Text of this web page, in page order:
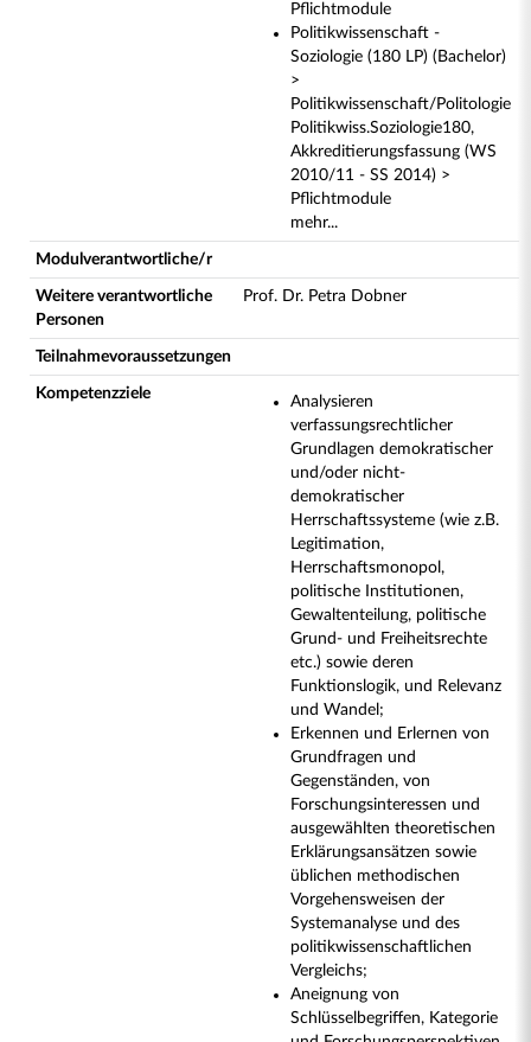
Pflichtmodule
Politikwissenschaft -
Soziologie (180 LP) (Bachelor)
>
Politikwissenschaft/Politologie
Politikwiss.Soziologie180,
Akkreditierungsfassung (WS
2010/11 - SS 2014) >
Pflichtmodule
mehr...
Modulverantwortliche/r
Weitere verantwortliche
Personen
Prof. Dr. Petra Dobner
Teilnahmevoraussetzungen
Kompetenzziele
Analysieren
verfassungsrechtlicher
Grundlagen demokratischer
und/oder nicht-
demokratischer
Herrschaftssysteme (wie z.B.
Legitimation,
Herrschaftsmonopol,
politische Institutionen,
Gewaltenteilung, politische
Grund- und Freiheitsrechte
etc.) sowie deren
Funktionslogik, und Relevanz
und Wandel;
Erkennen und Erlernen von
Grundfragen und
Gegenständen, von
Forschungsinteressen und
ausgewählten theoretischen
Erklärungsansätzen sowie
üblichen methodischen
Vorgehensweisen der
Systemanalyse und des
politikwissenschaftlichen
Vergleichs;
Aneignung von
Schlüsselbegriffen, Kategorie